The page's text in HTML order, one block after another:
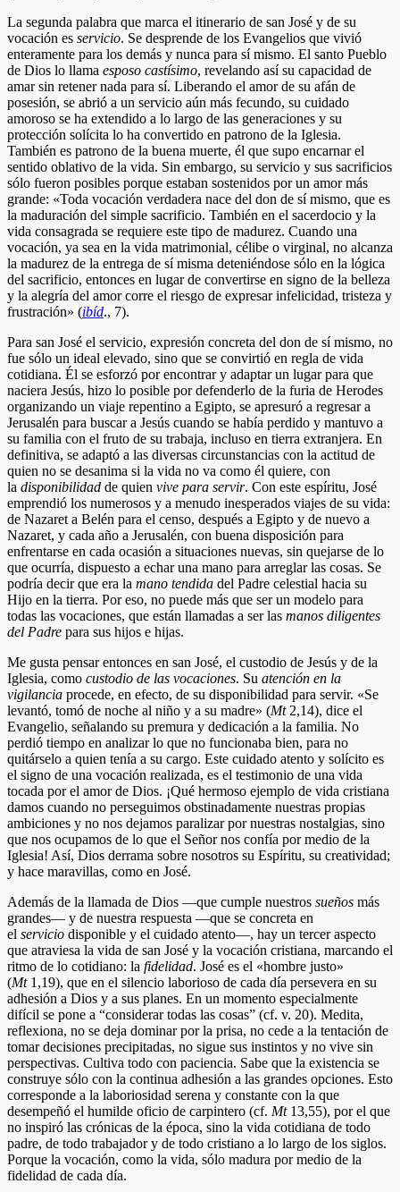
La segunda palabra que marca el itinerario de san José y de su
vocación es servicio. Se desprende de los Evangelios que vivió
enteramente para los demás y nunca para sí mismo. El santo Pueblo
de Dios lo llama esposo castísimo, revelando así su capacidad de
amar sin retener nada para sí. Liberando el amor de su afán de
posesión, se abrió a un servicio aún más fecundo, su cuidado
amoroso se ha extendido a lo largo de las generaciones y su
protección solícita lo ha convertido en patrono de la Iglesia.
También es patrono de la buena muerte, él que supo encarnar el
sentido oblativo de la vida. Sin embargo, su servicio y sus sacrificios
sólo fueron posibles porque estaban sostenidos por un amor más
grande: «Toda vocación verdadera nace del don de sí mismo, que es
la maduración del simple sacrificio. También en el sacerdocio y la
vida consagrada se requiere este tipo de madurez. Cuando una
vocación, ya sea en la vida matrimonial, célibe o virginal, no alcanza
la madurez de la entrega de sí misma deteniéndose sólo en la lógica
del sacrificio, entonces en lugar de convertirse en signo de la belleza
y la alegría del amor corre el riesgo de expresar infelicidad, tristeza y
frustración» (ibíd., 7).
Para san José el servicio, expresión concreta del don de sí mismo, no
fue sólo un ideal elevado, sino que se convirtió en regla de vida
cotidiana. Él se esforzó por encontrar y adaptar un lugar para que
naciera Jesús, hizo lo posible por defenderlo de la furia de Herodes
organizando un viaje repentino a Egipto, se apresuró a regresar a
Jerusalén para buscar a Jesús cuando se había perdido y mantuvo a
su familia con el fruto de su trabaja, incluso en tierra extranjera. En
definitiva, se adaptó a las diversas circunstancias con la actitud de
quien no se desanima si la vida no va como él quiere, con
la disponibilidad de quien vive para servir. Con este espíritu, José
emprendió los numerosos y a menudo inesperados viajes de su vida:
de Nazaret a Belén para el censo, después a Egipto y de nuevo a
Nazaret, y cada año a Jerusalén, con buena disposición para
enfrentarse en cada ocasión a situaciones nuevas, sin quejarse de lo
que ocurría, dispuesto a echar una mano para arreglar las cosas. Se
podría decir que era la mano tendida del Padre celestial hacia su
Hijo en la tierra. Por eso, no puede más que ser un modelo para
todas las vocaciones, que están llamadas a ser las manos diligentes
del Padre para sus hijos e hijas.
Me gusta pensar entonces en san José, el custodio de Jesús y de la
Iglesia, como custodio de las vocaciones. Su atención en la
vigilancia procede, en efecto, de su disponibilidad para servir. «Se
levantó, tomó de noche al niño y a su madre» (Mt2,14), dice el
Evangelio, señalando su premura y dedicación a la familia. No
perdió tiempo en analizar lo que no funcionaba bien, para no
quitárselo a quien tenía a su cargo. Este cuidado atento y solícito es
el signo de una vocación realizada, es el testimonio de una vida
tocada por el amor de Dios. ¡Qué hermoso ejemplo de vida cristiana
damos cuando no perseguimos obstinadamente nuestras propias
ambiciones y no nos dejamos paralizar por nuestras nostalgias, sino
que nos ocupamos de lo que el Señor nos confía por medio de la
Iglesia! Así, Dios derrama sobre nosotros su Espíritu, su creatividad;
y hace maravillas, como en José.
Además de la llamada de Dios —que cumple nuestros sueños más
grandes— y de nuestra respuesta —que se concreta en
el servicio disponible y el cuidado atento—, hay un tercer aspecto
que atraviesa la vida de san José y la vocación cristiana, marcando el
ritmo de lo cotidiano: la fidelidad. José es el «hombre justo»
(Mt1,19), que en el silencio laborioso de cada día persevera en su
adhesión a Dios y a sus planes. En un momento especialmente
difícil se pone a “considerar todas las cosas” (cf. v. 20). Medita,
reflexiona, no se deja dominar por la prisa, no cede a la tentación de
tomar decisiones precipitadas, no sigue sus instintos y no vive sin
perspectivas. Cultiva todo con paciencia. Sabe que la existencia se
construye sólo con la continua adhesión a las grandes opciones. Esto
corresponde a la laboriosidad serena y constante con la que
desempeñó el humilde oficio de carpintero (cf. Mt13,55), por el que
no inspiró las crónicas de la época, sino la vida cotidiana de todo
padre, de todo trabajador y de todo cristiano a lo largo de los siglos.
Porque la vocación, como la vida, sólo madura por medio de la
fidelidad de cada día.